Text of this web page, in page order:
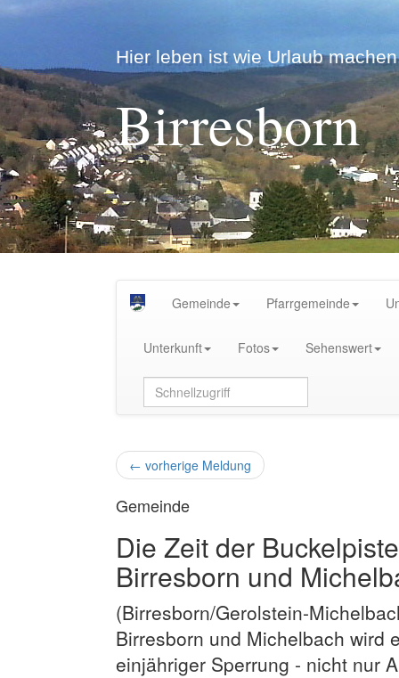
Hier leben ist wie Urlaub
Birresborn
Gemeinde Pfarrgemeinde
Unterkunft Fotos Sehenswert
← vorherige Meldung
Gemeinde
Die Zeit der
Birresborn und
(Birresborn/Gerolstein-
Birresborn und Michelbach wird
einjähriger Sperrung - nicht nur